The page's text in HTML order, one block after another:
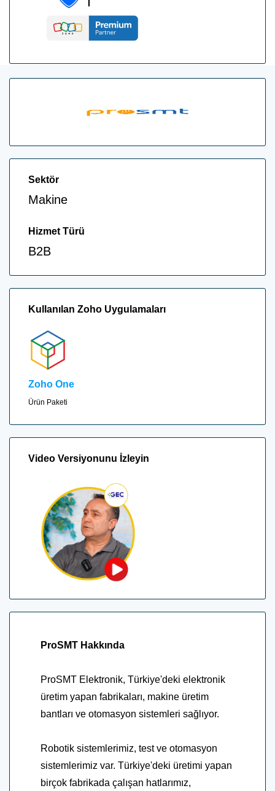
Sektör
Makine
Hizmet Türü
B2B
Kullanılan Zoho Uygulamaları
Zoho One
Ürün Paketi
Video Versiyonunu İzleyin
ProSMT Hakkında
ProSMT Elektronik, Türkiye'deki elektronik
üretim yapan fabrikaları, makine üretim
bantları ve otomasyon sistemleri sağlıyor.
Robotik sistemlerimiz, test ve otomasyon
sistemlerimiz var. Türkiye'deki üretimi yapan
birçok fabrikada çalışan hatlarımız,